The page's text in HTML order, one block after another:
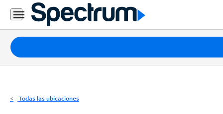
Residencial
Business
Paquetes
Internet
Todas las ubicaciones